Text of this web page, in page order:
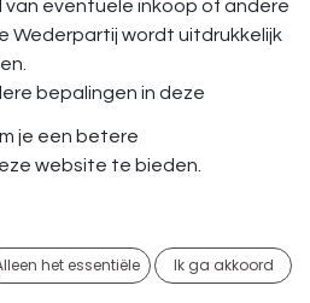
eventuele inkoop­ of andere
Wederpartij wordt uitdrukkelijk
bepalingen in deze
of vernietigd mochten
overigens in deze algemene
volledig van toepassing.
bepalingen ter vervanging
je een betere
website te bieden.
het essentiële Ik ga akkoord